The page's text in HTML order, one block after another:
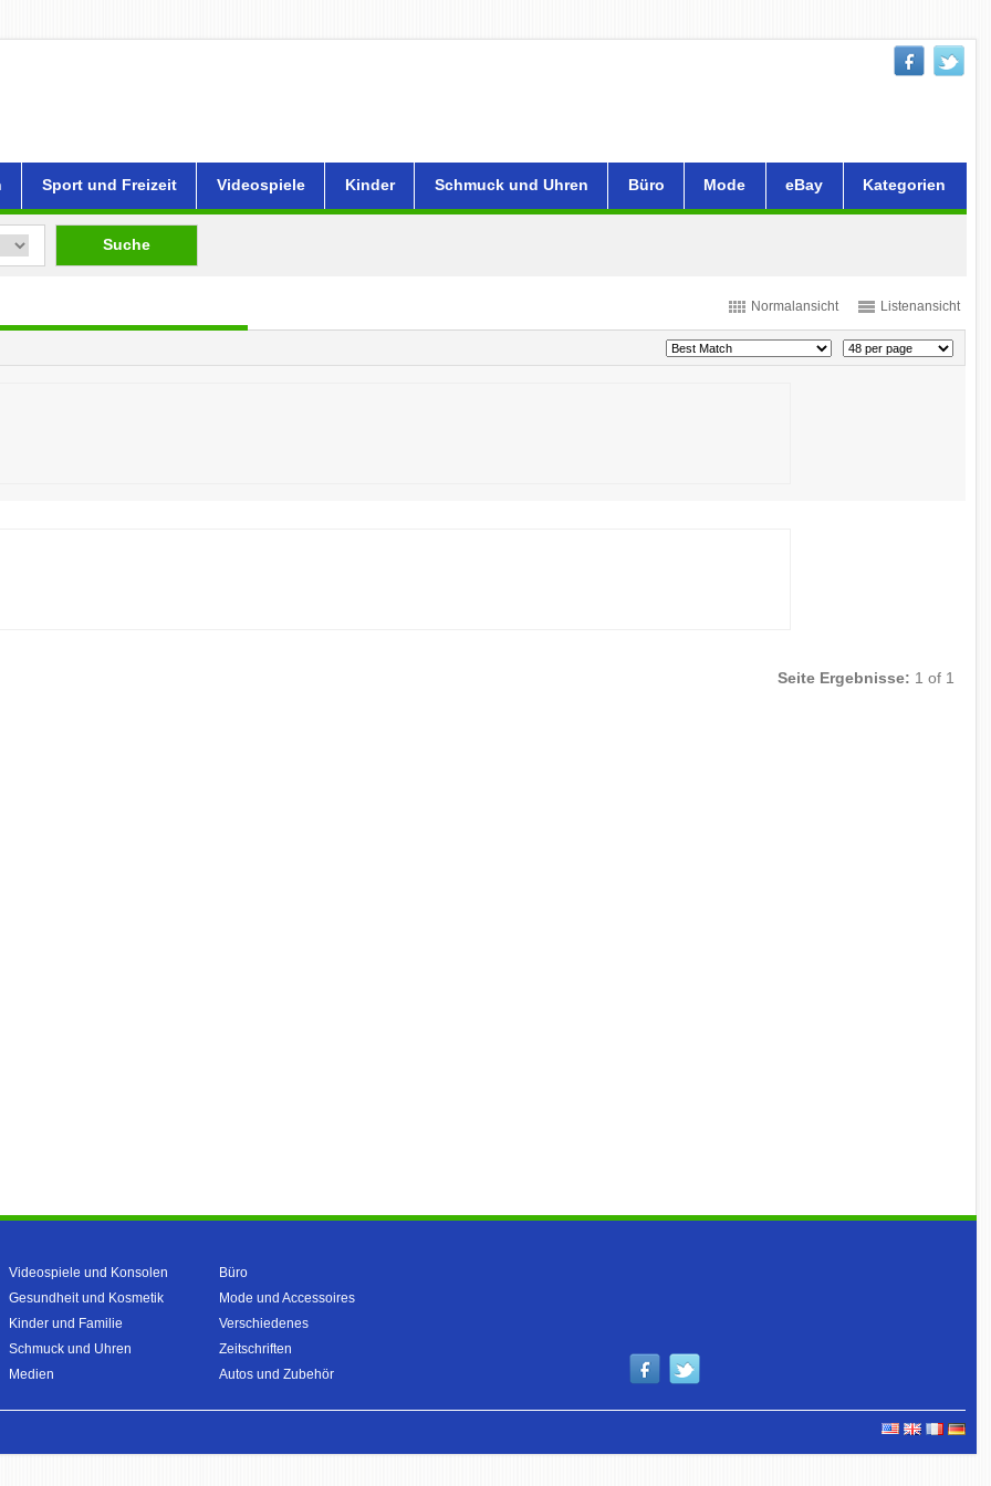
Sport und Freizeit Videospiele Kinder Schmuck und Uhren Büro Mode eBay Kategorien
Suche
Normalansicht Listenansicht
Seite Ergebnisse: 1 of 1
Videospiele und Konsolen
Gesundheit und Kosmetik
Kinder und Familie
Schmuck und Uhren
Medien
Büro
Mode und Accessoires
Verschiedenes
Zeitschriften
Autos und Zubehör